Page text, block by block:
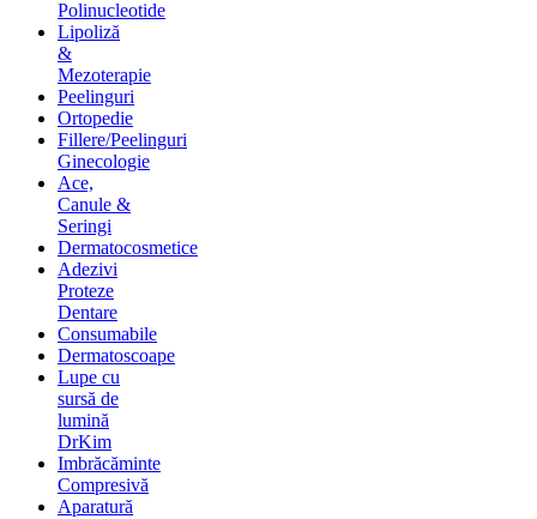
Polinucleotide
Lipoliză
&
Mezoterapie
Peelinguri
Ortopedie
Fillere/Peelinguri
Ginecologie
Ace,
Canule &
Seringi
Dermatocosmetice
Adezivi
Proteze
Dentare
Consumabile
Dermatoscoape
Lupe cu
sursă de
lumină
DrKim
Imbrăcăminte
Compresivă
Aparatură